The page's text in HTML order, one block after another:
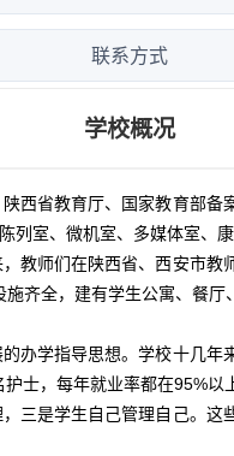
联系方式
学校概况
省教育厅、国家教育部备
室、微机室、多媒体室、康
教师们在陕西省、西安市
齐全，建有学生公寓、餐
办学指导思想。学校十几
士，每年就业率都在95%以
三是学生自己管理自己。